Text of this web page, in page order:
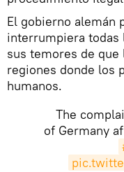
El gobierno alemán
interrumpiera todas
sus temores de
regiones donde los
humanos.
The
of Germany